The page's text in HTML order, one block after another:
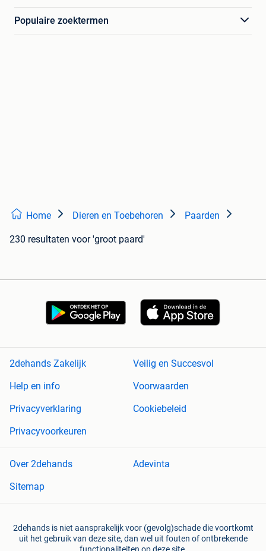
Populaire zoektermen
Home Dieren en Toebehoren Paarden
230 resultaten voor 'groot paard'
2dehands Zakelijk
Veilig en Succesvol
Help en info
Voorwaarden
Privacyverklaring
Cookiebeleid
Privacyvoorkeuren
Over 2dehands
Adevinta
Sitemap
2dehands is niet aansprakelijk voor (gevolg)schade die voortkomt
uit het gebruik van deze site, dan wel uit fouten of ontbrekende